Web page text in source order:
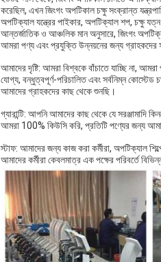
করেছিল, এখন জিংগং অপটিকাল চক্ষু সংক্রান্ত
অপটিক্যাল যন্ত্রের পাইকার, অপটিক্যাল শপ, চক্ষু যত্ন
আন্তর্জাতিক ও আঞ্চলিক মান অনুসারে, জিংগং
আমরা পণ্য এবং প্রযুক্তি উন্নয়নের জন্য গ্রাহকদের
আমাদের দৃষ্টি: আমরা বিশ্বকে বাঁচাতে যাচ্ছি না,
যোগ্য, বন্ধুত্বপূর্ণ-পরিচালিত এবং সর্বনিম্ন কোস্টেড
আমাদের গ্রাহকদের কাছ থেকে শুনছি।
গ্যারান্টি: আপনি আমাদের কাছ থেকে যে সরঞ্জামাদি
আমরা 100% কিউসি করি, প্রতিটি পণ্যের জন্য
স্টাফ: আমাদের জন্য কাজ করা কর্মীরা, অপটিক্যাল
আমাদের কর্মীরা কেবলমাত্র এক পক্ষের পরিবর্তে